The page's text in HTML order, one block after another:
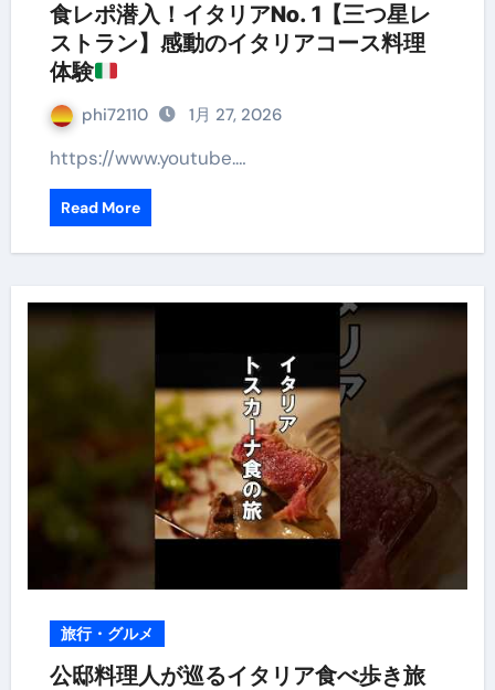
食レポ潜入！イタリアNo. 1【三つ星レ
ストラン】感動のイタリアコース料理
体験
phi72110 1月 27, 2026
https://www.youtube.…
Read More
旅行・グルメ
公邸料理人が巡るイタリア食べ歩き旅